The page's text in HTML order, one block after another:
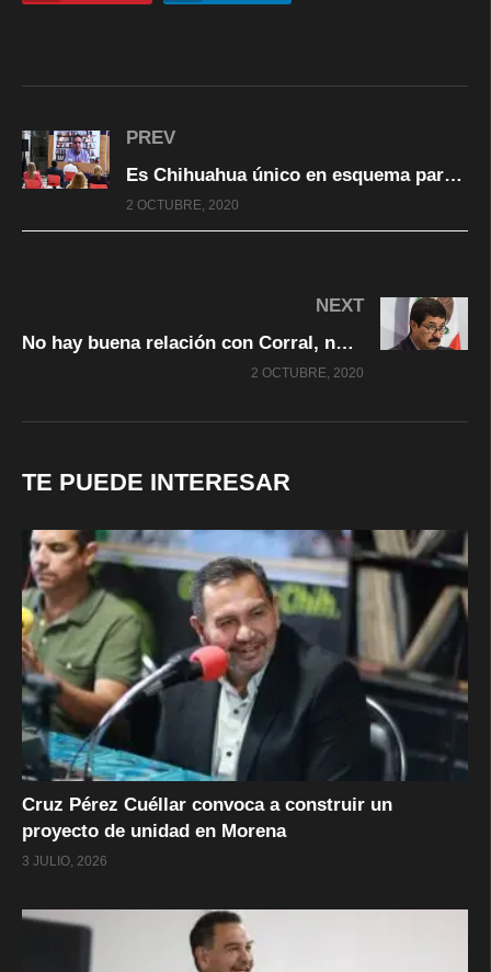
PREV
Es Chihuahua único en esquema para recuperar lo robado: Transparencia Mexicana
2 OCTUBRE, 2020
NEXT
No hay buena relación con Corral, nos han ofendido: AMLO
2 OCTUBRE, 2020
TE PUEDE INTERESAR
Cruz Pérez Cuéllar convoca a construir un
proyecto de unidad en Morena
3 JULIO, 2026